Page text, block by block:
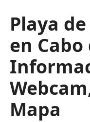
Playa
en Cabo
Mapa